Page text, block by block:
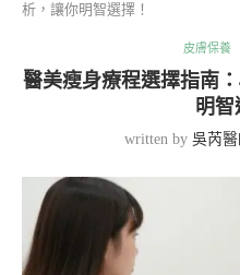
析，讓你明智選擇！
皮膚保養
醫美瘦身療程選擇指南
明智
written by 吳芮醫